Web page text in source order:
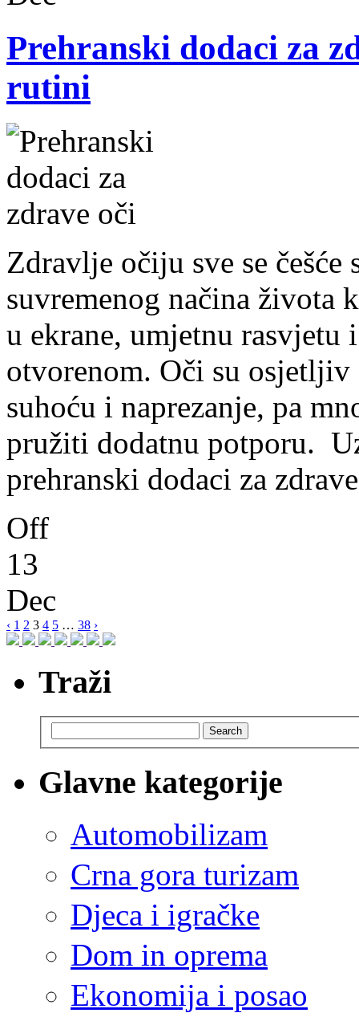
Prehranski dodaci za
rutini
Zdravlje očiju sve se
suvremenog načina života
u ekrane, umjetnu rasvjetu
otvorenom. Oči su
suhoću i naprezanje, pa
pružiti dodatnu potporu.
prehranski dodaci za
Off
13
Dec
‹ 1 2 3 4 5 … 38 ›
Traži
Search
Glavne kategorije
Automobilizam
Crna gora turizam
Djeca i igračke
Dom in oprema
Ekonomija i posao